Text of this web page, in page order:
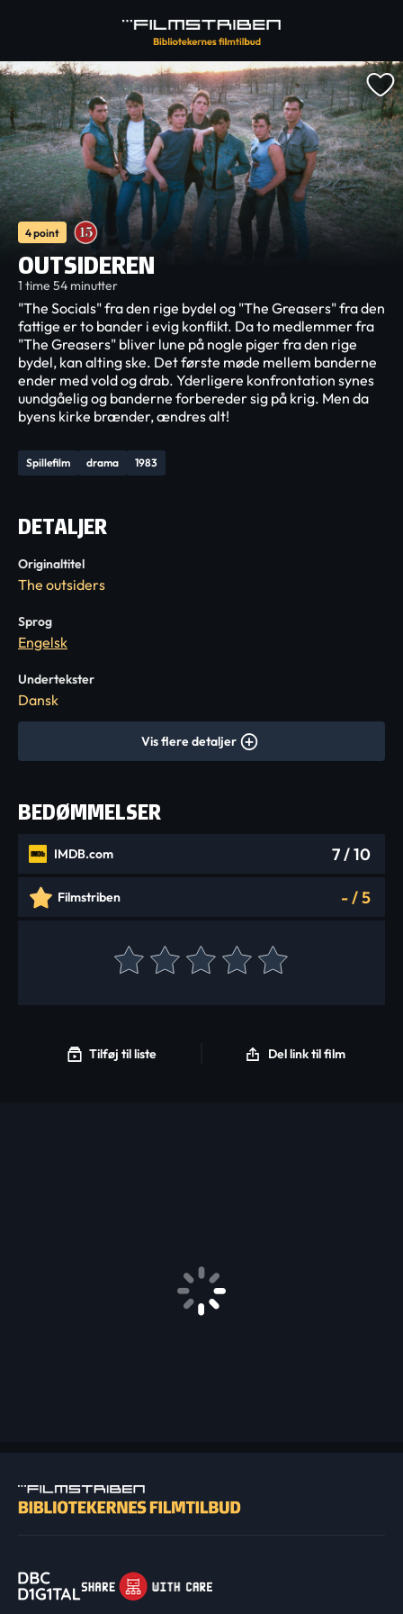
4 point
OUTSIDEREN
1 time 54 minutter
Spillefilm drama 1983
"The Socials" fra den rige bydel og "The Greasers" fra den
fattige er to bander i evig konflikt. Da to medlemmer fra
"The Greasers" bliver lune på nogle piger fra den rige
bydel, kan alting ske. Det første møde mellem banderne
ender med vold og drab. Yderligere konfrontation synes
uundgåelig og banderne forbereder sig på krig. Men da
byens kirke brænder, ændres alt!
DETALJER
Originaltitel
The outsiders
Sprog
Engelsk
Undertekster
Dansk
Vis flere detaljer
BEDØMMELSER
IMDB.com 7/ 10
Filmstriben -/5
Tilføj til liste Del link til film